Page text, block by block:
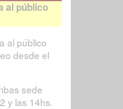
al público
al público
desde el
sede
y las 14hs.